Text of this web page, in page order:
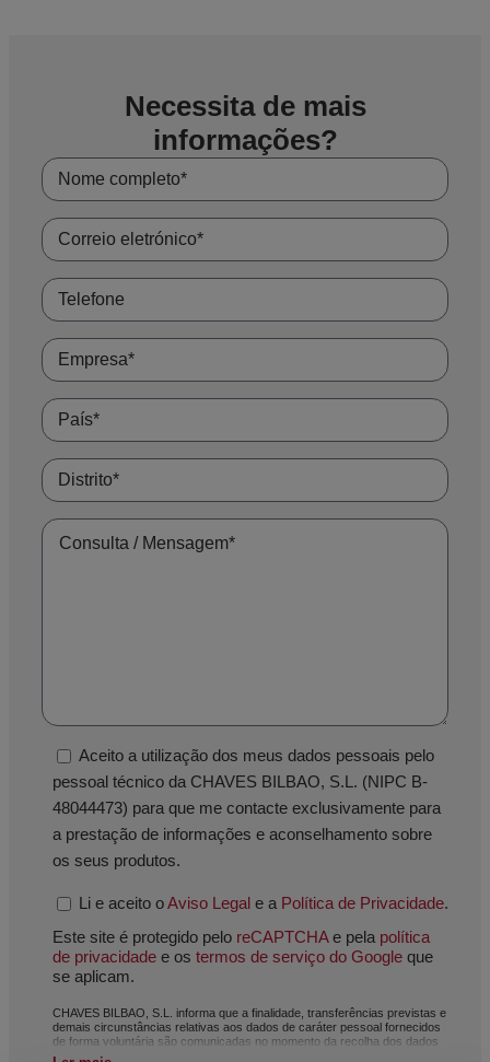
Necessita de mais
informações?
Aceito a utilização dos meus dados pessoais pelo
pessoal técnico da CHAVES BILBAO, S.L. (NIPC B-
48044473) para que me contacte exclusivamente para
a prestação de informações e aconselhamento sobre
os seus produtos.
Li e aceito oAviso Legal e a Política de Privacidade.
Este site é protegido pelo reCAPTCHAe pela política
de privacidade e os termos de serviço do Google que
se aplicam.
CHAVES BILBAO, S.L. informa que a finalidade, transferências previstas e
demais circunstâncias relativas aos dados de caráter pessoal fornecidos
de forma voluntária são comunicadas no momento da recolha dos dados
pessoais, ainda que, dependendo do caso específico, a sua finalidade